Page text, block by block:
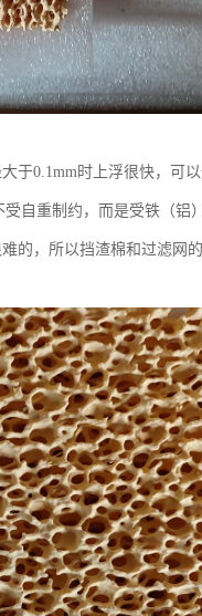
于0.1mm时上浮很快，可以
自重制约，而是受铁（铝
的，所以挡渣棉和过滤网的